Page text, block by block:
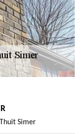
Simer